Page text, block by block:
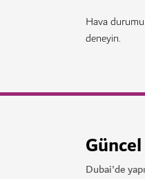
Hava
deneyin.
Dubai'de